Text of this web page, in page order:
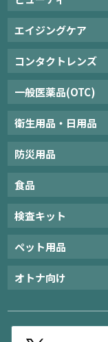
エイジングケア
コンタクトレンズ
一般医薬品(OTC)
衛生用品・日用品
防災用品
食品
検査キット
ペット用品
オトナ向け